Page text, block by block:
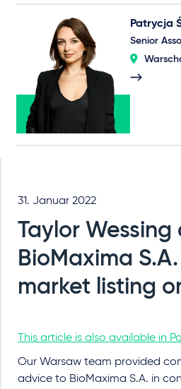
Patrycja
Senior
31. Januar 2022
Taylor Wessing
BioMaxima
market listing
This article is also available in
Our Warsaw team provided
advice to BioMaxima S.A. in